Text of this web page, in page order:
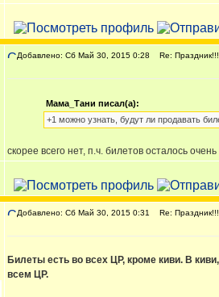
Добавлено: Сб Май 30, 2015 0:28 Re:
Мама_Тани писал(а):
+1 можно узнать, будут ли продавать
скорее всего нет, п.ч. билетов осталось
Добавлено: Сб Май 30, 2015 0:31 Re:
Билеты есть во всех ЦР, кроме киви. В
всем ЦР.